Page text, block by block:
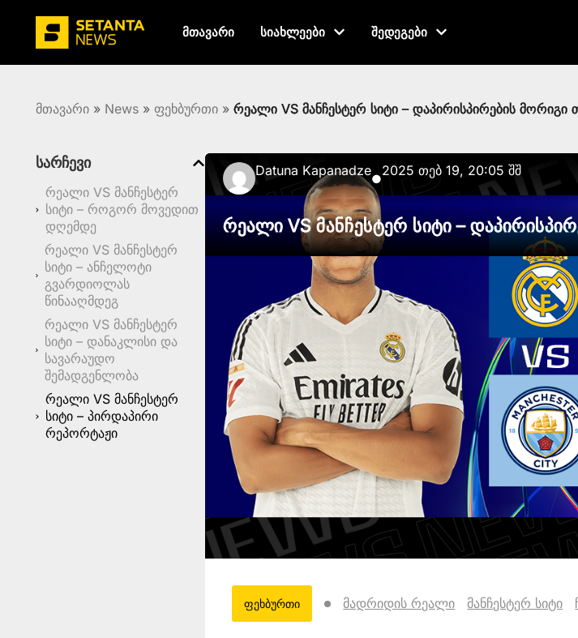
მთავარი სიახლეები შედეგები
მთავარი » News » ფეხბურთი » რეალი VS მანჩესტერ სიტი – დაპირისპირების მორიგი
სარჩევი
რეალი VS მანჩესტერ
სიტი – როგორ მოვედით
დღემდე
რეალი VS მანჩესტერ
სიტი – ანჩელოტი
გვარდიოლას
წინააღმდეგ
რეალი VS მანჩესტერ
სიტი – დანაკლისი და
სავარაუდო
შემადგენლობა
რეალი VS მანჩესტერ
სიტი – პირდაპირი
რეპორტაჟი
Datuna Kapanadze●2025 თებ 19, 20:05 შშ
რეალი VS მანჩესტერ სიტი –
ფეხბურთი მადრიდის რეალი მანჩესტერ სიტი